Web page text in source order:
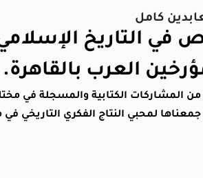
كامل
في التاريخ
العرب بالقاهرة.
من المشاركات الكتابية والمسجلة في
جمعناها لمحبي النتاج الفكري التاريخي